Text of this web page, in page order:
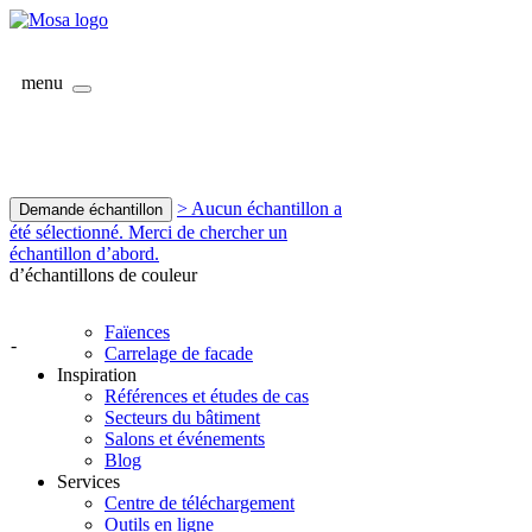
menu
Demande échantillon
> Aucun échantillon a
été sélectionné. Merci de chercher un
échantillon d’abord.
d’échantillons de couleur
-
Faïences
Carrelage de facade
Inspiration
Références et études de cas
Secteurs du bâtiment
Salons et événements
Blog
Services
Centre de téléchargement
Outils en ligne